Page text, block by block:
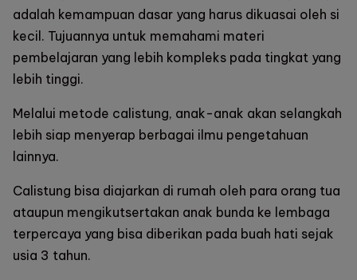
adalah kemampuan dasar yang harus dikuasai oleh si
kecil. Tujuannya untuk memahami materi
pembelajaran yang lebih kompleks pada tingkat yang
lebih tinggi.
Melalui metode calistung, anak-anak akan selangkah
lebih siap menyerap berbagai ilmu pengetahuan
lainnya.
Calistung bisa diajarkan di rumah oleh para orang tua
ataupun mengikutsertakan anak bunda ke lembaga
terpercaya yang bisa diberikan pada buah hati sejak
usia 3 tahun.